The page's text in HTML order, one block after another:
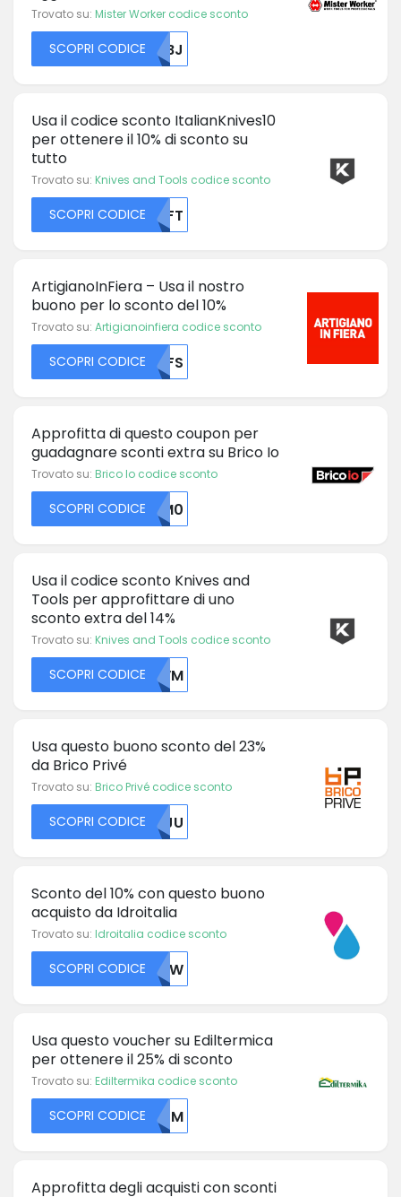
Trovato su: Mister Worker codice sconto
SCOPRI CODICEODBJ
Usa il codice sconto ItalianKnives10
per ottenere il 10% di sconto su
tutto
Trovato su: Knives and Tools codice sconto
SCOPRI CODICEMDFT
ArtigianoInFiera – Usa il nostro
buono per lo sconto del 10%
Trovato su: Artigianoinfiera codice sconto
SCOPRI CODICEMDFS
Approfitta di questo coupon per
guadagnare sconti extra su Brico Io
Trovato su: Brico Io codice sconto
SCOPRI CODICEMJM0
Usa il codice sconto Knives and
Tools per approfittare di uno
sconto extra del 14%
Trovato su: Knives and Tools codice sconto
SCOPRI CODICEVEVM
Usa questo buono sconto del 23%
da Brico Privé
Trovato su: Brico Privé codice sconto
SCOPRI CODICEMZJU
Sconto del 10% con questo buono
acquisto da Idroitalia
Trovato su: Idroitalia codice sconto
SCOPRI CODICE NJIW
Usa questo voucher su Ediltermica
per ottenere il 25% di sconto
Trovato su: Ediltermika codice sconto
SCOPRI CODICENTJM
Approfitta degli acquisti con sconti